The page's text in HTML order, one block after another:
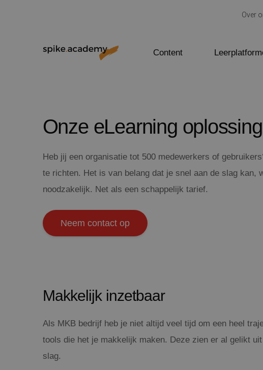
Over
Content
Onze eLearning
Heb jij een organisatie tot 500 medewerkers of
te richten. Het is van belang dat je snel aan de slag kan,
noodzakelijk. Net als een schappelijk tarief.
Neem contact op
Makkelijk inzetbaar
Als MKB bedrijf heb je niet altijd veel tijd om een heel
tools die het je makkelijk maken. Deze zien er al gelikt
slag.